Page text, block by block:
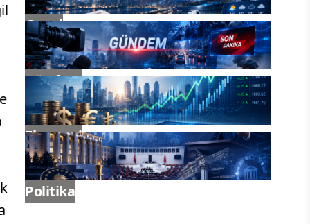
Genel
Gündem
Ekonomi
Politika